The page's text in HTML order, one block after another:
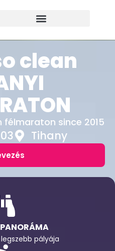
clean
félmaraton since 2015
Tihany
pályája